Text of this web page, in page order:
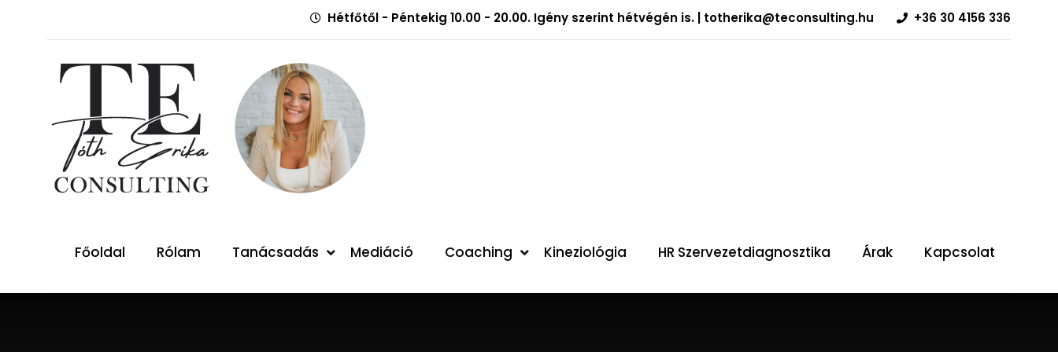
Hétfőtől - Péntekig 10.00 - 20.00. Igény szerint hétvégén is. | totherika@teconsulting.hu +36 30 4156 336
Főoldal Rólam Tanácsadás Mediáció Coaching Kineziológia HR Szervezetdiagnosztika Árak Kapcsolat